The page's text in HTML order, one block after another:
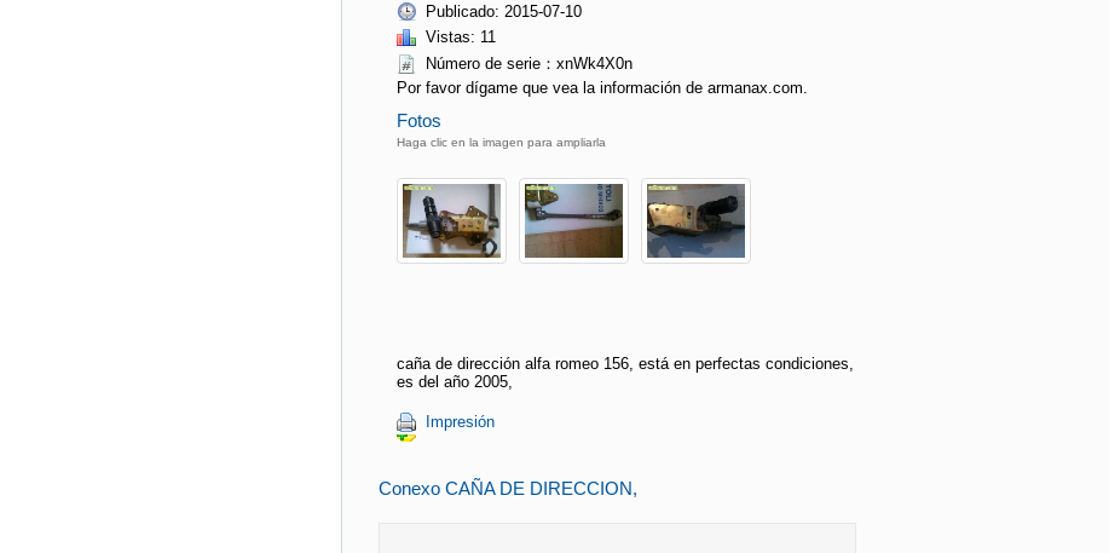
Publicado: 2015-07-10
Vistas: 11
Número de serie：xnWk4X0n
Por favor dígame que vea la información de armanax.com.
Fotos
Haga clic en la imagen para ampliarla
caña de dirección alfa romeo 156, está en perfectas condiciones,
es del año 2005,
Impresión
Conexo CAÑA DE DIRECCION,